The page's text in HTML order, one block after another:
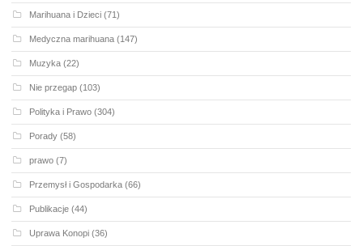
Marihuana i Dzieci (71)
Medyczna marihuana (147)
Muzyka (22)
Nie przegap (103)
Polityka i Prawo (304)
Porady (58)
prawo (7)
Przemysł i Gospodarka (66)
Publikacje (44)
Uprawa Konopi (36)